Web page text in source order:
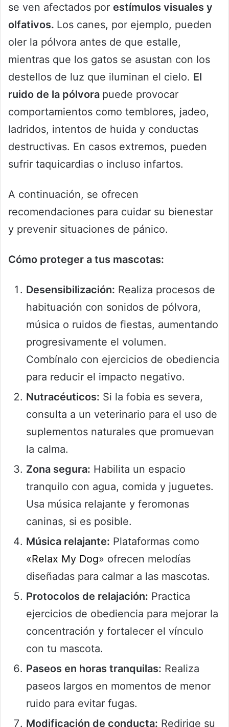
se ven afectados por estímulos visuales y
olfativos. Los canes, por ejemplo, pueden
oler la pólvora antes de que estalle,
mientras que los gatos se asustan con los
destellos de luz que iluminan el cielo. El
ruido de la pólvora puede provocar
comportamientos como temblores, jadeo,
ladridos, intentos de huida y conductas
destructivas. En casos extremos, pueden
sufrir taquicardias o incluso infartos.
A continuación, se ofrecen
recomendaciones para cuidar su bienestar
y prevenir situaciones de pánico.
Cómo proteger a tus mascotas:
Desensibilización: Realiza procesos de
habituación con sonidos de pólvora,
música o ruidos de fiestas, aumentando
progresivamente el volumen.
Combínalo con ejercicios de obediencia
para reducir el impacto negativo.
Nutracéuticos: Si la fobia es severa,
consulta a un veterinario para el uso de
suplementos naturales que promuevan
la calma.
Zona segura: Habilita un espacio
tranquilo con agua, comida y juguetes.
Usa música relajante y feromonas
caninas, si es posible.
Música relajante: Plataformas como
«Relax My Dog» ofrecen melodías
diseñadas para calmar a las mascotas.
Protocolos de relajación: Practica
ejercicios de obediencia para mejorar la
concentración y fortalecer el vínculo
con tu mascota.
Paseos en horas tranquilas: Realiza
paseos largos en momentos de menor
ruido para evitar fugas.
Modificación de conducta: Redirige su